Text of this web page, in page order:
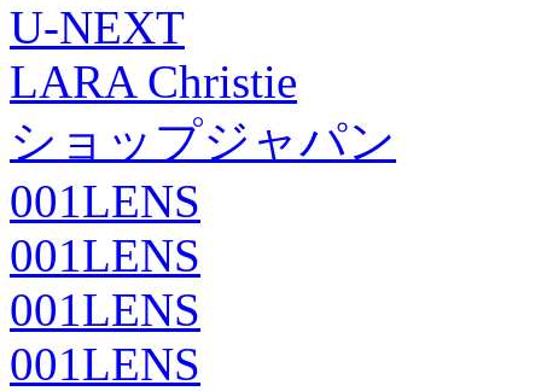
U-NEXT
LARA Christie
ショップジャパン
001LENS
001LENS
001LENS
001LENS